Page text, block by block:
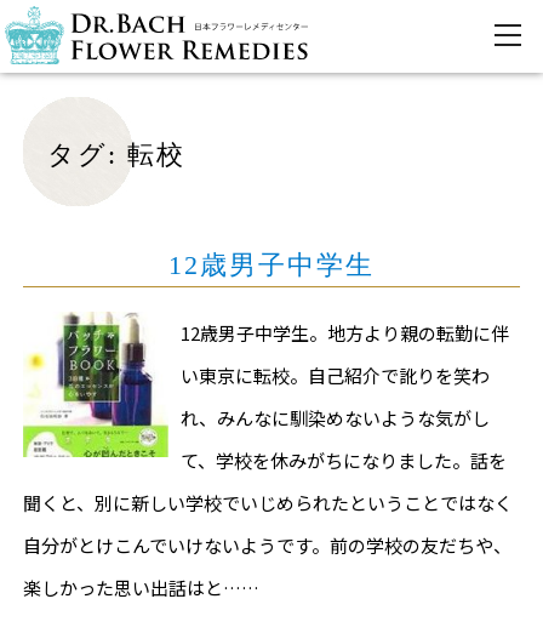
タグ: 転校
12歳男子中学生
12歳男子中学生。地方より親の転勤に伴
い東京に転校。自己紹介で訛りを笑わ
れ、みんなに馴染めないような気がし
て、学校を休みがちになりました。話を
聞くと、別に新しい学校でいじめられたということではなく
自分がとけこんでいけないようです。前の学校の友だちや、
楽しかった思い出話はと……